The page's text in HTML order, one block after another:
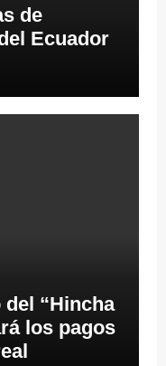
de
Ecuador
del “Hincha
los pagos